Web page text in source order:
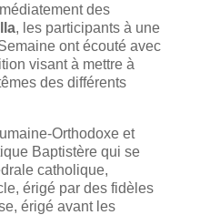
des
, les participants à une
ont écouté avec
visant à mettre à
des différents
Orthodoxe et
Baptistère qui se
catholique,
érigé par des fidèles
érigé avant les